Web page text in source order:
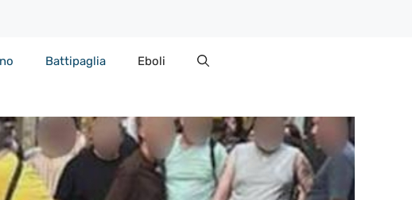
Battipaglia Eboli